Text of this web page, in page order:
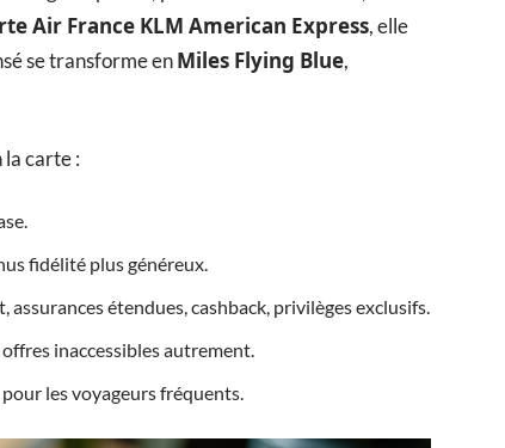
Air France KLM American Express, elle
se transforme enMiles Flying Blue,
la carte :
fidélité plus généreux.
assurances étendues, cashback, privilèges exclusifs.
inaccessibles autrement.
les voyageurs fréquents.